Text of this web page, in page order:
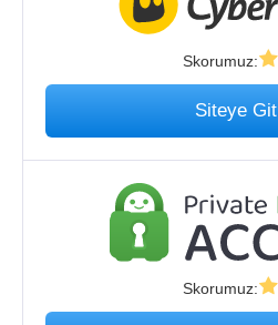
Skorumuz:
Siteye Git
Skorumuz: